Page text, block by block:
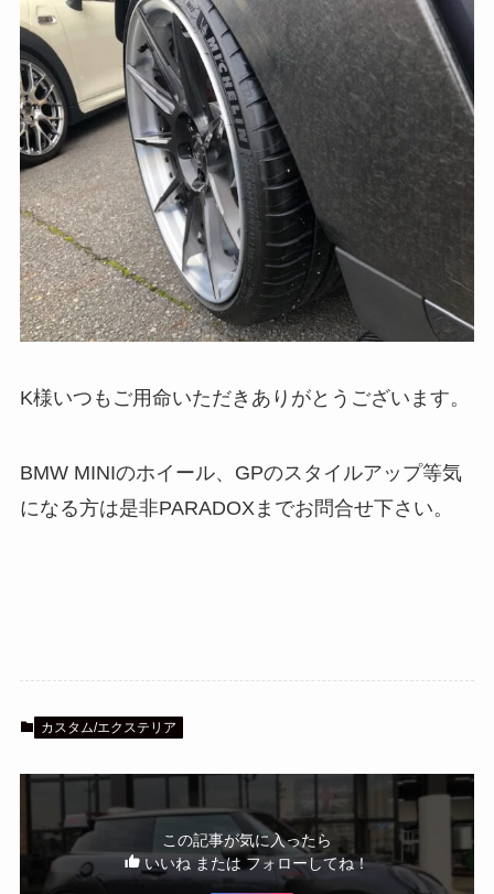
K様いつもご用命いただきありがとうございます。
BMW MINIのホイール、GPのスタイルアップ等気
になる方は是非PARADOXまでお問合せ下さい。
カスタム/エクステリア
この記事が気に入ったら
いいね または フォローしてね！